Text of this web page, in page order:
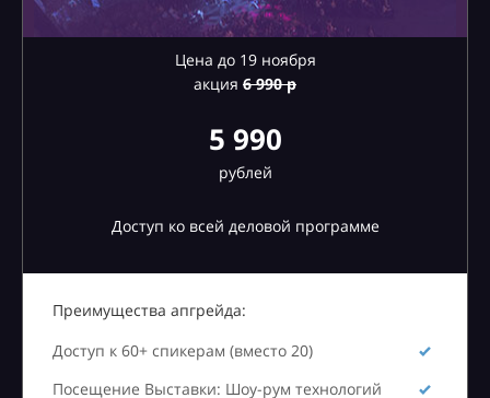
Цена до 19 ноября
акция 6990 р
5 990
рублей
Доступ ко всей деловой программе
Преимущества апгрейда:
Доступ к 60+ спикерам (вместо 20)
Посещение Выставки: Шоу-рум технологий